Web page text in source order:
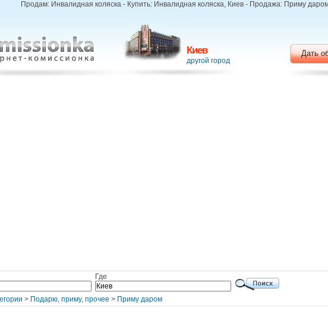
Продам: Инвалидная коляска - Купить: Инвалидная коляска, Киев - Продажа: Приму
Киев
другой город
Дать
Где
> Подарю, приму, прочее > Приму даром